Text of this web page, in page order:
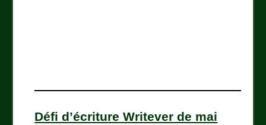
Défi d’écriture Writever de mai